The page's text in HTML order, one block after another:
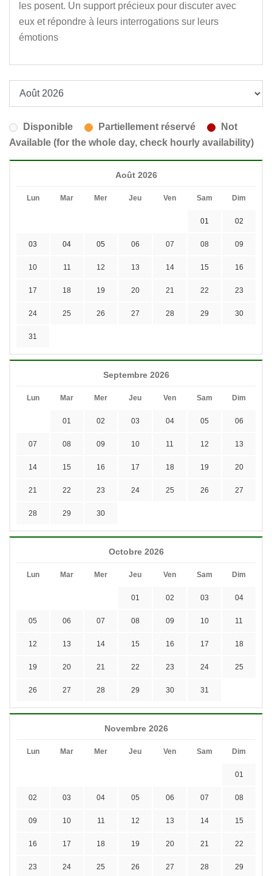
les posent. Un support précieux pour discuter avec
eux et répondre à leurs interrogations sur leurs
émotions
Disponible Partiellement réservé
Not
Available (for the whole day, check hourly availability)
Août 2026
Lun Mar Mer Jeu Ven Sam Dim
01 02
03 04 05 06 07 08 09
10 11 12 13 14 15 16
17 18 19 20 21 22 23
24 25 26 27 28 29 30
31
Septembre 2026
Lun Mar Mer Jeu Ven Sam Dim
01 02 03 04 05 06
07 08 09 10 11 12 13
14 15 16 17 18 19 20
21 22 23 24 25 26 27
28 29 30
Octobre 2026
Lun Mar Mer Jeu Ven Sam Dim
01 02 03 04
05 06 07 08 09 10 11
12 13 14 15 16 17 18
19 20 21 22 23 24 25
26 27 28 29 30 31
Novembre 2026
Lun Mar Mer Jeu Ven Sam Dim
01
02 03 04 05 06 07 08
09 10 11 12 13 14 15
16 17 18 19 20 21 22
23 24 25 26 27 28 29